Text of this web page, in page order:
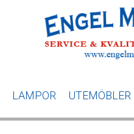
LAMPOR UTEMÖBLER